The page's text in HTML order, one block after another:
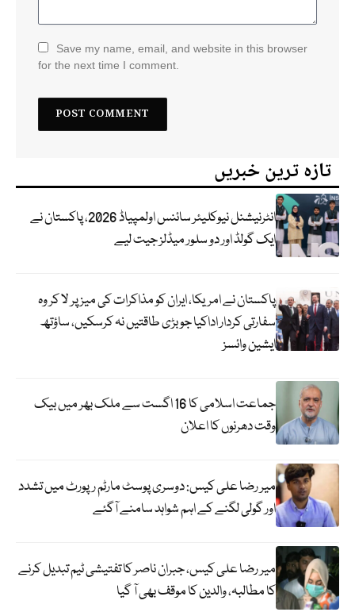
Save my name, email, and website in this browser
for the next time I comment.
تازہ ترین خبریں
انٹرنیشنل نیوکلیئر سائنس اولمپیاڈ 2026، پاکستان نے
ایک گولڈ اور دو سلور میڈلز جیت لیے
پاکستان نے امریکا، ایران کو مذاکرات کی میز پر لا کر وہ
سفارتی کردار اداکیا جو بڑی طاقتیں نہ کرسکیں، ساؤتھ
ایشین وائسز
جماعت اسلامی کا 16 اگست سے ملک بھر میں بیک
وقت دھرنوں کا اعلان
میر رضا علی کیس: دوسری پوسٹ مارٹم رپورٹ میں تشدد
اور گولی لگنے کے اہم شواہد سامنے آگئے
میر رضا علی کیس، جبران ناصر کا تفتیشی ٹیم تبدیل کرنے
کا مطالبہ، والدین کا موقف بھی آ گیا